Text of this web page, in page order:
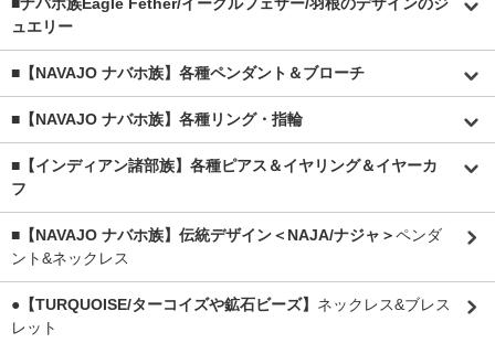
■ナバホ族Eagle Fether/イーグルフェザー/羽根のデザインのジ
ュエリー
■【NAVAJO ナバホ族】各種ペンダント＆ブローチ
■【NAVAJO ナバホ族】各種リング・指輪
■【インディアン諸部族】各種ピアス＆イヤリング＆イヤーカ
フ
■【NAVAJO ナバホ族】伝統デザイン＜NAJA/ナジャ＞ペンダ
ント&ネックレス
●【TURQUOISE/ターコイズや鉱石ビーズ】 ネックレス&ブレス
レット